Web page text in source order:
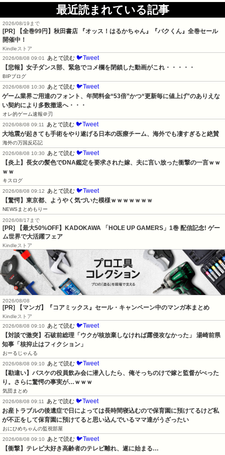
最近読まれている記事
2026/08/19まで
[PR]
【全巻99円】秋田書店 『オッス！はるかちゃん』『バクくん』全巻セール
開催中！
Kindleストア
2026/08/08 09:01
あとで読む 🐦Tweet
【悲報】女子ダンス部、緊急でコメ欄を閉鎖した動画がこれ・・・・・
BIPブログ
2026/08/08 10:30
あとで読む 🐦Tweet
ゲーム業界ご用達のフォント、年間料金“53倍”かつ“更新毎に値上げ”のありえな
い契約により多数撤退へ・・・
オレ的ゲーム速報＠刃
2026/08/08 09:11
あとで読む 🐦Tweet
大地震が起きても手術をやり遂げる日本の医療チーム、海外でも凄すぎると絶賛
海外の万国反応記
2026/08/08 10:30
あとで読む 🐦Tweet
【炎上】長女の髪色でDNA鑑定を要求された嫁、夫に言い放った衝撃の一言ｗｗ
ｗｗ
キスログ
2026/08/08 09:12
あとで読む 🐦Tweet
【驚愕】東京都、ようやく気づいた模様ｗｗｗｗｗｗｗ
NEWSまとめもりー
2026/08/17まで
[PR] 【最大50%OFF】KADOKAWA 「HOLE UP GAMERS」1巻 配信記念! ゲー
ム世界で大活躍フェア
Kindleストア
2026/08/08
[PR] 【マンガ】『コアミックス』セール・キャンペーン中のマンガ本まとめ
Kindleストア
2026/08/08 09:10
あとで読む 🐦Tweet
【対談で激突】石破前総理「ウクが核放棄しなければ露侵攻なかった」 湯崎前県
知事「核抑止はフィクション」
おーるじゃんる
2026/08/08 09:10
あとで読む 🐦Tweet
【勘違い】バスケの役員飲み会に潜入したら、俺そっちのけで嫁と監督がべった
り。さらに驚愕の事実が…ｗｗｗ
気団まとめ
2026/08/08 09:11
あとで読む 🐦Tweet
お産トラブルの後遺症で日によっては長時間寝込むので保育園に預けてるけど私
が不正をして保育園に預けてると思い込んでいるママ達がうざったい
おにひめちゃんの監視部屋
2026/08/08 09:10
あとで読む 🐦Tweet
【衝撃】テレビ大好き高齢者のテレビ離れ、遂に始まる…